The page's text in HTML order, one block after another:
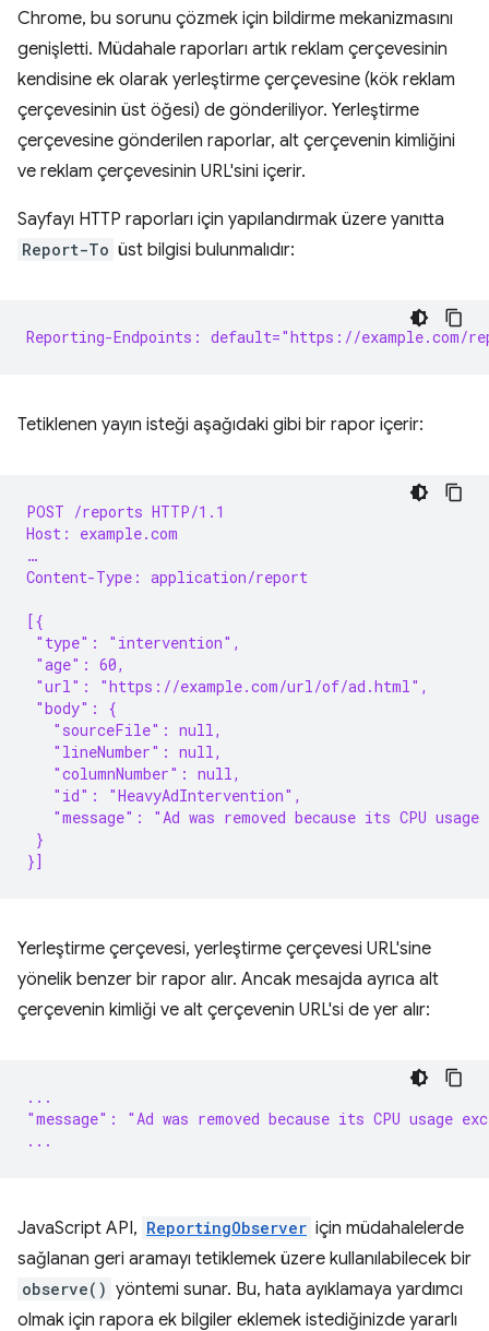
Chrome, bu sorunu çözmek için bildirme mekanizmasını
genişletti. Müdahale raporları artık reklam çerçevesinin
kendisine ek olarak yerleştirme çerçevesine (kök reklam
çerçevesinin üst öğesi) de gönderiliyor. Yerleştirme
çerçevesine gönderilen raporlar, alt çerçevenin kimliğini
ve reklam çerçevesinin URL'sini içerir.
Sayfayı HTTP raporları için yapılandırmak üzere yanıtta
Report-To üst bilgisi bulunmalıdır:
Reporting-Endpoints: default="https://example.com/
Tetiklenen yayın isteği aşağıdaki gibi bir rapor içerir:
POST /reports HTTP/1.1
Host: example.com
…
Content-Type: application/report
[{
"type": "intervention",
"age": 60,
"url": "https://example.com/url/of/ad.html",
"body": {
   "sourceFile": null,
   "lineNumber": null,
   "columnNumber": null,
   "id": "HeavyAdIntervention",
"message": "Ad was removed because its CPU
}
}]
Yerleştirme çerçevesi, yerleştirme çerçevesi URL'sine
yönelik benzer bir rapor alır. Ancak mesajda ayrıca alt
çerçevenin kimliği ve alt çerçevenin URL'si de yer alır:
...
"message": "Ad was removed because its CPU usage
...
JavaScript API, ReportingObserver için müdahalelerde
sağlanan geri aramayı tetiklemek üzere kullanılabilecek bir
observe() yöntemi sunar. Bu, hata ayıklamaya yardımcı
olmak için rapora ek bilgiler eklemek istediğinizde yararlı